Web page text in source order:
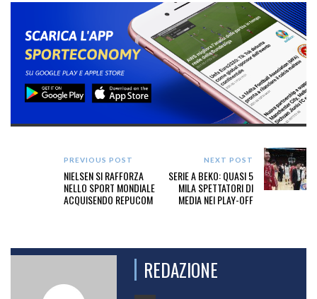
PREVIOUS POST
NIELSEN SI RAFFORZA
NELLO SPORT MONDIALE
ACQUISENDO REPUCOM
NEXT POST
SERIE A BEKO: QUASI 5
MILA SPETTATORI DI
MEDIA NEI PLAY-OFF
REDAZIONE